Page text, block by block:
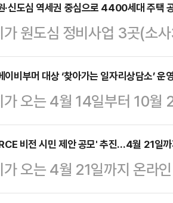
간 동안 초미세먼지 평균
계절관리제 시행 이후 가장
/㎥보다도 낮아, 부천시 대
미세먼지 계절관리제는 고
상시보다 강화된 저감 정책
선을 위한 핵심 …
·신도심 역세권 중심으로 4400세대 주택
가 원도심 정비사업 3곳(소
중심으로 주택 공급을 본
4400여 세대 규모로 예정
난 2월 분양이 시작된 괴안
.해당 사업은 전체 759세대
사3구역(시공사 DL이앤씨
기 중 일반분양할 예정이며,
…
이비부머 대상 ‘찾아가는 일자리상담소’ 운
가 오는 4월 14일부터 10월
‘찾아가는 일자리상담소’를
협업해 교육과 취업 간 연
제공하기 위해 마련됐다.상
합사회복지관 등 베이비
비전 시민 제안 공모' 추진…4월 21일
가 오는 4월 21일까지 온라
해 '부천 RCE 비전 시민 제